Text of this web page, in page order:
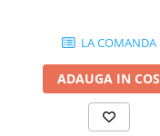
Placi captura
Adaptoare PCI / PCIe
Periferice PC
LA COMANDA
ADAUGA IN COS